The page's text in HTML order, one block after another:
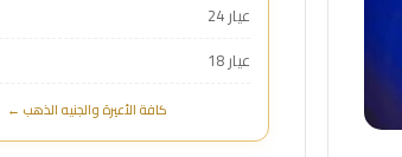
عيار 24
عيار 18
كافة الأعيرة والجنيه الذهب ←